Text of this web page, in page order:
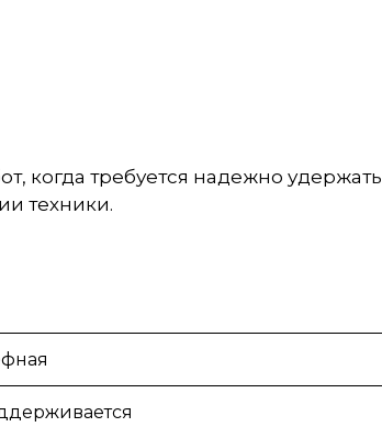
когда требуется надежно удержать
техники.